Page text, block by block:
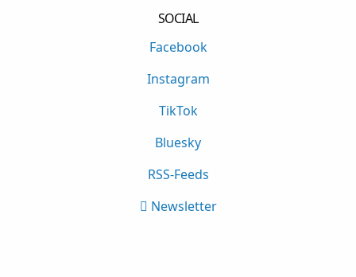
SOCIAL
Facebook
Instagram
TikTok
Bluesky
RSS-Feeds
Newsletter